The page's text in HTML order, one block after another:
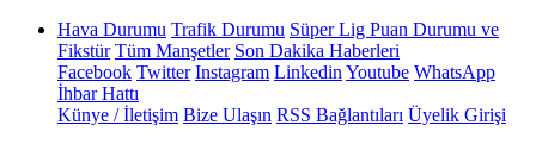
Hava Durumu Trafik Durumu Süper Lig Puan Durumu ve
Fikstür Tüm Manşetler Son Dakika Haberleri
Facebook Twitter Instagram Linkedin Youtube WhatsApp
İhbar Hattı
Künye / İletişim Bize Ulaşın RSS Bağlantıları Üyelik Girişi